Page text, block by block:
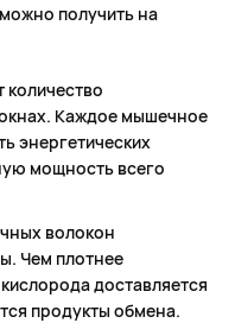
получить на
количество
Каждое мышечное
энергетических
мощность всего
волокон
Чем плотнее
доставляется
продукты обмена.